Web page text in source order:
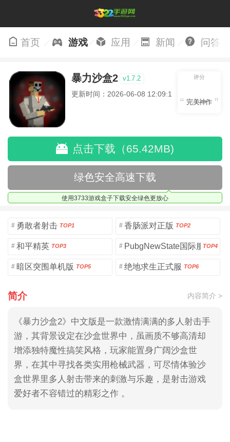
首页 游戏 应用 新闻 问答
暴力沙盒2 v1.7.2
更新时间：2026-06-08 12:09:15
评分
完美神作
点击下载（65.42MB)
绿色安全高速下载
使用3733游戏盒子下载安全绿色更放心
# 勇敢者射击 TOP1 # 香肠派对正版 TOP2
# 和平精英 TOP3 # PubgNewState国际服TOP4
# 暗区突围单机版 TOP5 # 绝地求生正式服 TOP6
简介 内容简介 >
《暴力沙盒2》中文版是一款激情满满的多人射击手
游，其背景设定在沙盒世界中，虽画质不够高清却
增添独特魔性搞笑风格，玩家能置身广阔沙盒世
界，在其中寻找各类实用枪械武器，可尽情体验沙
盒世界里多人射击带来的刺激与乐趣，是射击游戏
爱好者不容错过的精彩之作 。